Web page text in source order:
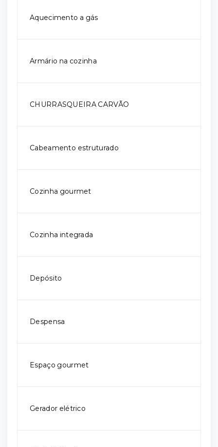
Aquecimento a gás
Armário na cozinha
CHURRASQUEIRA CARVÃO
Cabeamento estruturado
Cozinha gourmet
Cozinha integrada
Depósito
Despensa
Espaço gourmet
Gerador elétrico